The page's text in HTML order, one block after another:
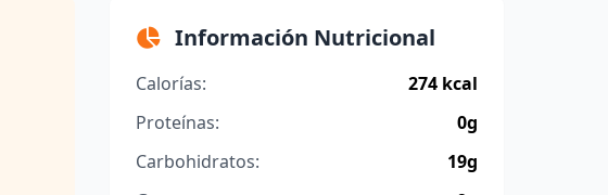
Información Nutricional
Calorías:
274 kcal
Proteínas:
0g
Carbohidratos:
19g